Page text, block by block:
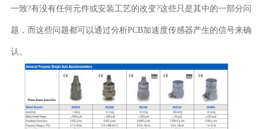
一致?有没有任何元件或安装工艺的改变?这些只是其中的一部分问
题，而这些问题都可以通过分析PCB加速度传感器产生的信号来确
认。